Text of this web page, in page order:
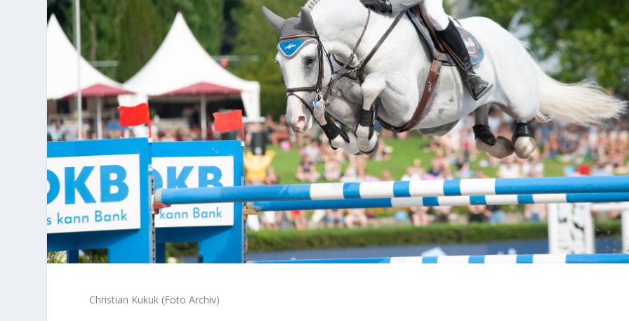
Christian Kukuk (Foto Archiv)